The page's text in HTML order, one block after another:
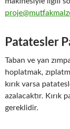
Patatesler
Taban ve yan
hoplatmak,
kırık varsa
azalacaktır. Kırık
gereklidir.